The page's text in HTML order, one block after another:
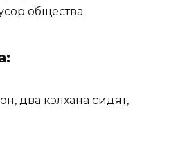
общества.
два кэлхана сидят,